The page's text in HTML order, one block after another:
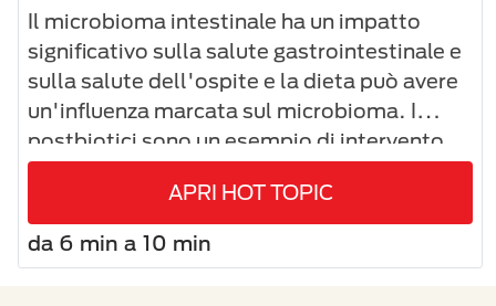
Il microbioma intestinale ha un impatto
significativo sulla salute gastrointestinale e
sulla salute dell'ospite e la dieta può avere
un'influenza marcata sul microbioma. I
postbiotici sono un esempio di intervento
alimentare che può migliorare il microbioma
e la salute gastrointestinale e dell'ospite.
APRI HOT TOPIC
da 6 min a 10 min